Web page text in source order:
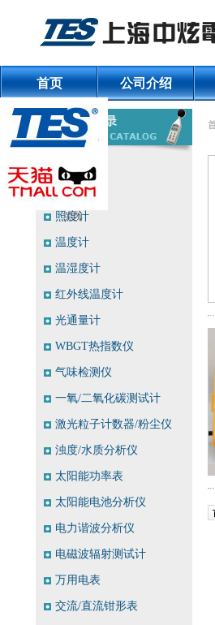
首页 公司介绍
关闭
噪音计
风速计
照度计
温度计
温湿度计
红外线温度计
光通量计
WBGT热指数仪
气味检测仪
一氧/二氧化碳测试计
激光粒子计数器/粉尘仪
浊度/水质分析仪
太阳能功率表
太阳能电池分析仪
电力谐波分析仪
电磁波辐射测试计
万用电表
交流/直流钳形表